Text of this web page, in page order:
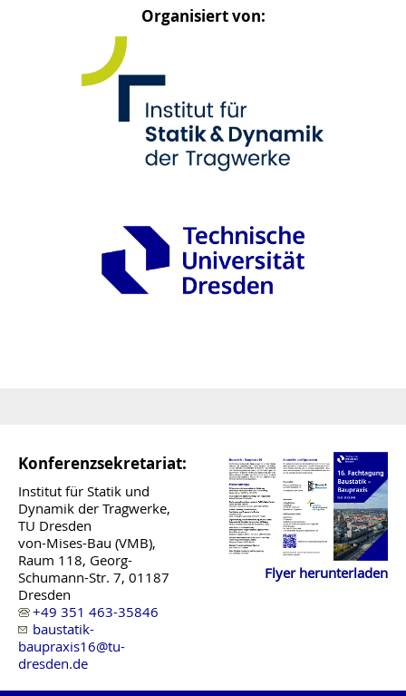
Organisiert von:
Konferenzsekretariat:
Institut für Statik und
Dynamik der Tragwerke,
TU Dresden
von-Mises-Bau (VMB),
Raum 118, Georg-
Schumann-Str. 7, 01187
Dresden
+49 351 463-35846
baustatik-
baupraxis16@tu-
dresden.de
Flyer herunterladen